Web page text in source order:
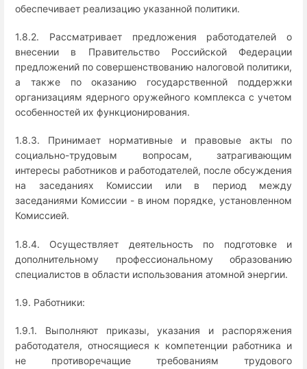
обеспечивает реализацию указанной политики.
1.8.2. Рассматривает предложения работодателей о
внесении в Правительство Российской Федерации
предложений по совершенствованию налоговой политики,
а также по оказанию государственной поддержки
организациям ядерного оружейного комплекса с учетом
особенностей их функционирования.
1.8.3. Принимает нормативные и правовые акты по
социально-трудовым вопросам, затрагивающим
интересы работников и работодателей, после обсуждения
на заседаниях Комиссии или в период между
заседаниями Комиссии - в ином порядке, установленном
Комиссией.
1.8.4. Осуществляет деятельность по подготовке и
дополнительному профессиональному образованию
специалистов в области использования атомной энергии.
1.9. Работники:
1.9.1. Выполняют приказы, указания и распоряжения
работодателя, относящиеся к компетенции работника и
не противоречащие требованиям трудового